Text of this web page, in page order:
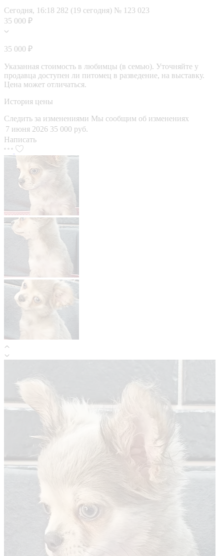
Сегодня, 16:18 282 (19 сегодня) № 123 023
35 000 ₽
35 000 ₽
Указанная стоимость в любимцы (в семью). Уточняйте у
продавца доступен ли питомец в разведение, на выставку.
Цена может отличаться.
История цены
Следить за изменениями Мы сообщим об изменениях
7 июня 2026 35 000 руб.
Написать